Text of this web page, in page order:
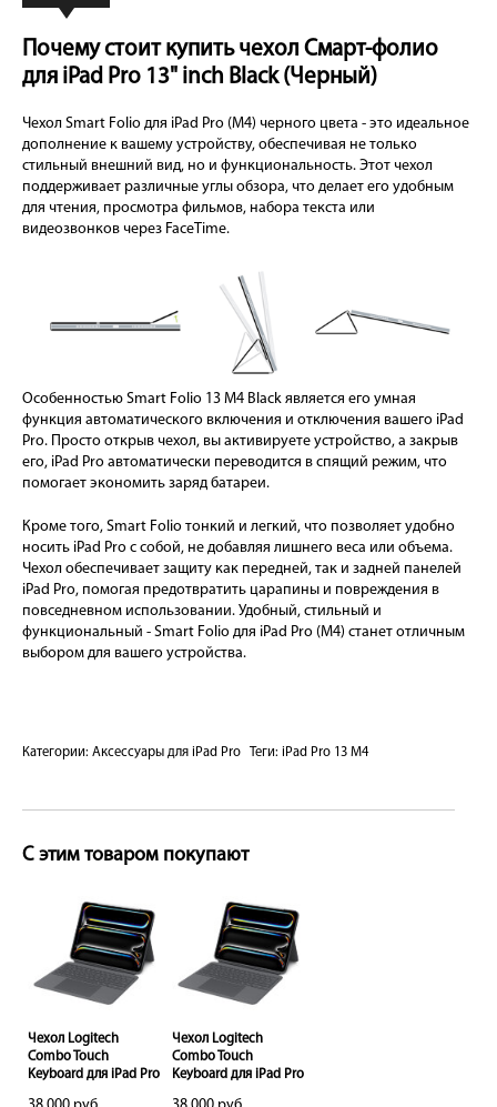
Почему стоит купить чехол Смарт-фолио
для iPad Pro 13" inch Black (Черный)
Чехол Smart Folio для iPad Pro (M4) черного цвета - это идеальное
дополнение к вашему устройству, обеспечивая не только
стильный внешний вид, но и функциональность. Этот чехол
поддерживает различные углы обзора, что делает его удобным
для чтения, просмотра фильмов, набора текста или
видеозвонков через FaceTime.
Особенностью Smart Folio 13 М4 Black является его умная
функция автоматического включения и отключения вашего iPad
Pro. Просто открыв чехол, вы активируете устройство, а закрыв
его, iPad Pro автоматически переводится в спящий режим, что
помогает экономить заряд батареи.
Кроме того, Smart Folio тонкий и легкий, что позволяет удобно
носить iPad Pro с собой, не добавляя лишнего веса или объема.
Чехол обеспечивает защиту как передней, так и задней панелей
iPad Pro, помогая предотвратить царапины и повреждения в
повседневном использовании. Удобный, стильный и
функциональный - Smart Folio для iPad Pro (M4) станет отличным
выбором для вашего устройства.
Категории: Аксессуары для iPad Pro Теги: iPad Pro 13 M4
С этим товаром покупают
Чехол Logitech
Combo Touch
Keyboard для iPad Pro
Чехол Logitech
Combo Touch
Keyboard для iPad Pro